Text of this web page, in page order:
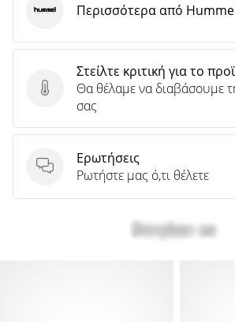
Στείλτε κριτική για το προϊόν
Στείλτε κριτική για το
Θα θέλαμε να διαβάσουμε
σας
Ερωτήσεις
Ερωτήσεις
Ρωτήστε μας ό,τι θέλετε
HummelΠερισσότερα από